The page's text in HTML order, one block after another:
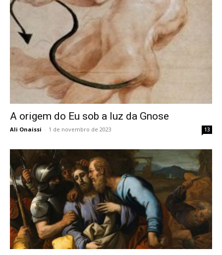
A origem do Eu sob a luz da Gnose
Ali Onaissi - 1 de novembro de 2023 13